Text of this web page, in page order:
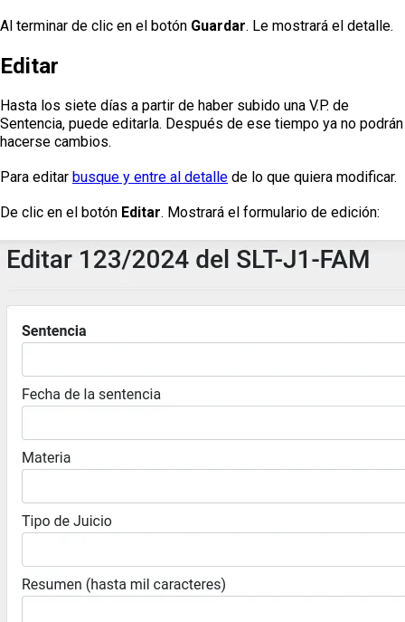
Al terminar de clic en el botón Guardar. Le mostrará el detalle.
Editar
Hasta los siete días a partir de haber subido una V.P. de
Sentencia, puede editarla. Después de ese tiempo ya no podrán
hacerse cambios.
Para editar busque y entre al detalle de lo que quiera modificar.
De clic en el botón Editar. Mostrará el formulario de edición: